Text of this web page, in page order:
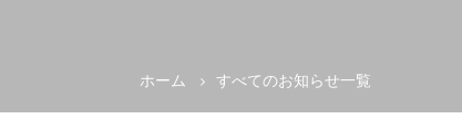
ホーム すべてのお知らせ一覧